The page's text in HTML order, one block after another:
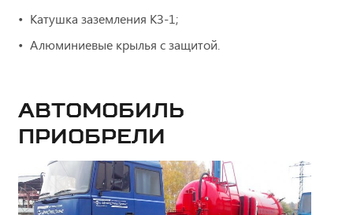
Катушка заземления КЗ-1;
Алюминиевые крылья с защитой.
Автомобиль
приобрели